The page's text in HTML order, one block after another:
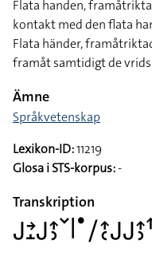
Flata handen,
kontakt med den flata
Flata händer,
framåt samtidigt de
Ämne
Språkvetenskap
Lexikon-ID:11219
Glosa i STS-korpus:-
Transkription